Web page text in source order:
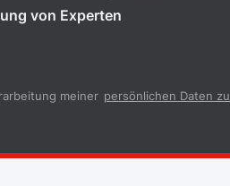
von Experten
meiner persönlichen Daten zu